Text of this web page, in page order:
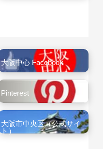
大阪中心 Facebook
Pinterest
大阪市中央区（公式サイ
ト）